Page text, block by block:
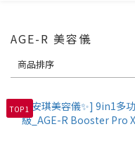
AGE-R 美容儀
商品排序
TOP 1